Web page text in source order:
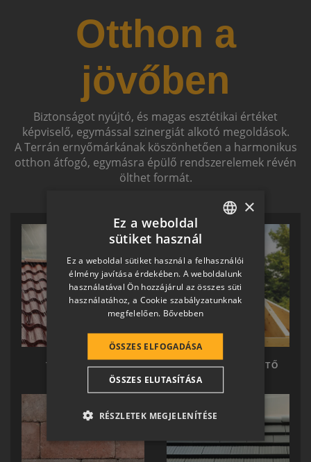
Otthon a
jövőben
Biztonságot nyújtó, és magas esztétikai értéket
képviselő, egymással szinergiát alkotó megoldások.
A Terrán ernyőmárkának köszönhetően a harmonikus
otthon átfogó, egymásra épülő rendszerelemek révén
ölthet formát.
TERRÁN TETŐ TERRÁN KÉSZTETŐ
HUNGARIAN
SLOVAK
GERMAN
ROMANIAN
CROATIAN
SR
RO-HU
ITALIAN
×
Ez a weboldal
sütiket használ
Ez a weboldal sütiket használ a felhasználói
élmény javítása érdekében. A weboldalunk
használatával Ön hozzájárul az összes süti
használatához, a Cookie szabályzatunknak
megfelelően. Bővebben
ÖSSZES ELFOGADÁSA
ÖSSZES ELUTASÍTÁSA
RÉSZLETEK MEGJELENÍTÉSE